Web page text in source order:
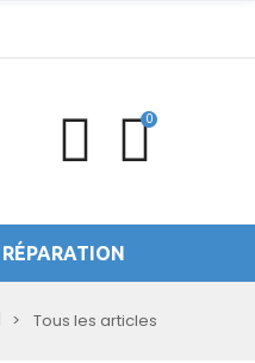
0
RÉPARATION
Tous les articles